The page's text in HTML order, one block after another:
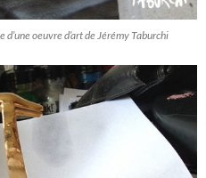
oeuvre d’art de Jérémy Taburchi